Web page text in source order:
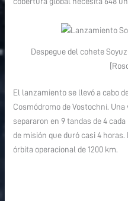
Despegue del cohete
El lanzamiento se llevó a cabo
Cosmódromo de Vostochni.
separaron en 9 tandas de 4
de misión que duró casi 4
órbita operacional de 1200 km.